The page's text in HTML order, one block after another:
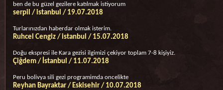
ben de bu güzel gezilere katılmak istiyorum
serpil / istanbul / 19.07.2018
Turlarınızdan haberdar olmak isterim.
Ruhcel Cengiz / istanbul / 15.07.2018
Doğu ekspresi ile Kara gezisi ilgimizi çekiyor toplam 7-8 kişiyiz.
Çiğdem / İstanbul / 11.07.2018
Peru bolivya sili gezi programimda oncelikte
Reyhan Bayraktar / Eskisehir / 10.07.2018